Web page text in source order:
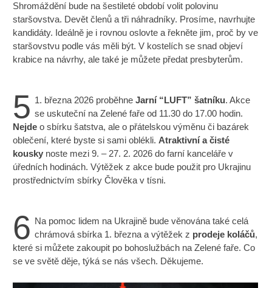
Shromáždění bude na šestileté období volit polovinu
staršovstva. Devět členů a tři náhradníky. Prosíme, navrhujte
kandidáty. Ideálně je i rovnou oslovte a řekněte jim, proč by ve
staršovstvu podle vás měli být. V kostelích se snad objeví
krabice na návrhy, ale také je můžete předat presbyterům.
5 1. března 2026 proběhne Jarní “LUFT” šatníku. Akce
se uskuteční na Zelené faře od 11.30 do 17.00 hodin.
Nejdeo sbírku šatstva, ale o přátelskou výměnu či bazárek
oblečení, které byste si sami oblékli. Atraktivní a čisté
kousky noste mezi 9. – 27. 2. 2026 do farní kanceláře v
úředních hodinách. Výtěžek z akce bude použit pro Ukrajinu
prostřednictvím sbírky Člověka v tísni.
6 Na pomoc lidem na Ukrajině bude věnována také celá
chrámová sbírka 1. března a výtěžek z prodeje koláčů,
které si můžete zakoupit po bohoslužbách na Zelené faře. Co
se ve světě děje, týká se nás všech. Děkujeme.